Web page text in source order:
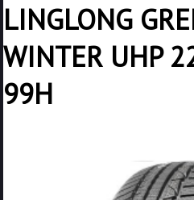
LINGLONG
WINTER UHP
99H